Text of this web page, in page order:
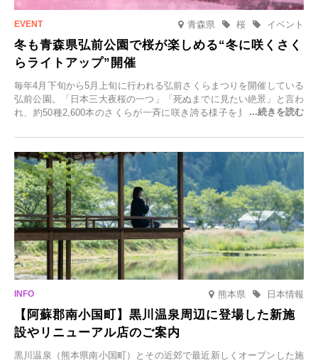
青森県 イベント
桜
冬も青森県弘前公園で桜が楽しめる“冬に咲くさく
らライトアップ”開催
毎年4月下旬から5月上旬に行われる弘前さくらまつりを開催している
弘前公園。「日本三大夜桜の一つ」「死ぬまでに見たい絶景」と言わ
れ、約50種2,600本のさくらが一斉に咲き誇る様子を見に、世界中か
日(月)～2026年2月28日(土)の期間、「冬に咲くさくらライトアップ」
を開催します。
熊本県 日本情報
【阿蘇郡南小国町】黒川温泉周辺に登場した新施
設やリニューアル店のご案内
黒川温泉（熊本県南小国町）とその近郊で最近新しくオープンした施